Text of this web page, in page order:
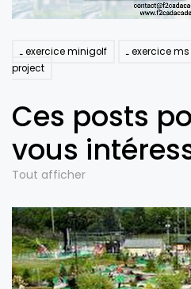
exercice minigolf exercice
project
Ces posts
vous
Tout afficher